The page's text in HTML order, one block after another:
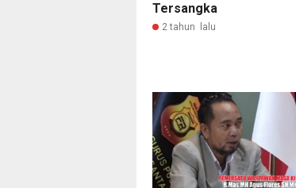
Tersangka
2 tahun lalu